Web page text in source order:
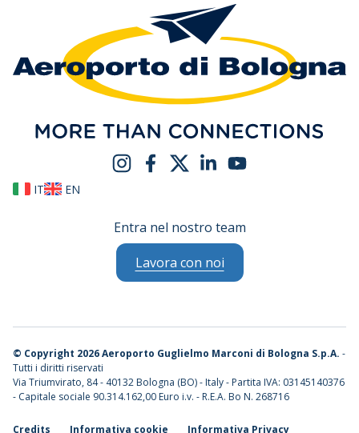
IT EN
Entra nel nostro team
Lavora con noi
© Copyright 2026 Aeroporto Guglielmo Marconi di Bologna S.p.A. -
Tutti i diritti riservati
Via Triumvirato, 84 - 40132 Bologna (BO) - Italy - Partita IVA: 03145140376
- Capitale sociale 90.314.162,00 Euro i.v. - R.E.A. Bo N. 268716
Credits Informativa cookie Informativa Privacy